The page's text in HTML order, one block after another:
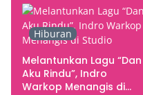
Hiburan
Melantunkan Lagu “Dan
Aku Rindu”, Indro
Warkop Menangis di